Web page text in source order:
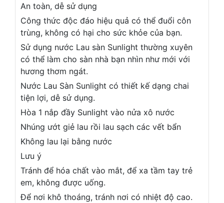
An toàn, dễ sử dụng
Công thức độc đáo hiệu quả có thể đuổi côn
trùng, không có hại cho sức khỏe của bạn.
Sử dụng nước Lau sàn Sunlight thường xuyên
có thể làm cho sàn nhà bạn nhìn như mới với
hương thơm ngát.
Nước Lau Sàn Sunlight có thiết kế dạng chai
tiện lợi, dễ sử dụng.
Hòa 1 nắp đầy Sunlight vào nửa xô nước
Nhúng ướt giẻ lau rồi lau sạch các vết bẩn
Không lau lại bằng nước
Lưu ý
Tránh để hóa chất vào mắt, để xa tầm tay trẻ
em, không được uống.
Để nơi khô thoáng, tránh nơi có nhiệt độ cao.